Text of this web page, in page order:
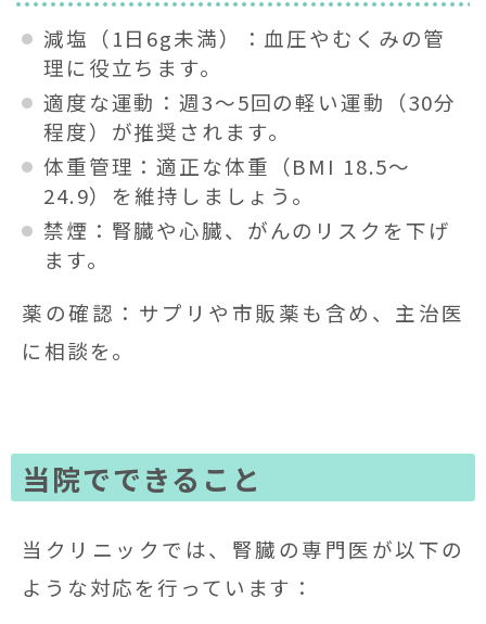
減塩（1日6g未満）：血圧やむくみの管
理に役立ちます。
適度な運動：週3〜5回の軽い運動（30分
程度）が推奨されます。
体重管理：適正な体重（BMI 18.5〜
24.9）を維持しましょう。
禁煙：腎臓や心臓、がんのリスクを下げ
ます。
薬の確認：サプリや市販薬も含め、主治医
に相談を。
当院でできること
当クリニックでは、腎臓の専門医が以下の
ような対応を行っています：